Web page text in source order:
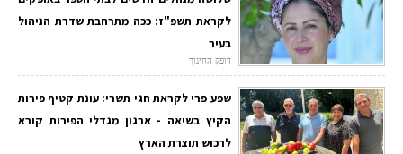
לקראת תשפ"ז: ככה מתרחבת שדרת הניהול
בעיר
דופק החינוך
שפע פרי לקראת חגי תשרי: עונת קטיף פירות
הקיץ בשיאה - ארגון מגדלי הפירות קורא
לרכוש תוצרת הארץ